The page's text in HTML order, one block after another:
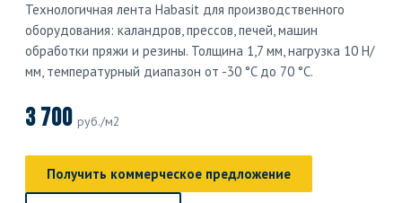
Технологичная лента Habasit для производственного
оборудования: каландров, прессов, печей, машин
обработки пряжи и резины. Толщина 1,7 мм, нагрузка 10 Н/
мм, температурный диапазон от -30 °C до 70 °C.
3 700 руб./м2
Получить коммерческое предложение